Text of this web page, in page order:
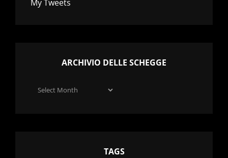
My Tweets
ARCHIVIO DELLE SCHEGGE
Archivio
TAGS